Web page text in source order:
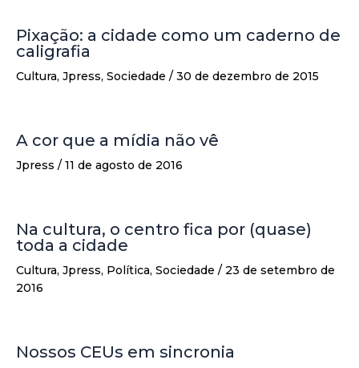
Pixação: a cidade como um caderno de
caligrafia
Cultura, Jpress, Sociedade / 30 de dezembro de 2015
A cor que a mídia não vê
Jpress / 11 de agosto de 2016
Na cultura, o centro fica por (quase)
toda a cidade
Cultura, Jpress, Política, Sociedade / 23 de setembro de
2016
Nossos CEUs em sincronia